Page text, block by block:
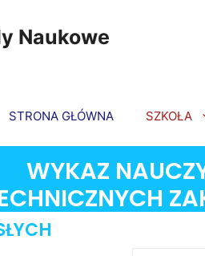
Naukowe
STRONA GŁÓWNA SZKOŁA
WYKAZ